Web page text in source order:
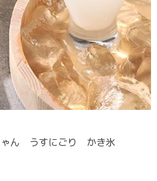
ゃん うすにごり かき氷